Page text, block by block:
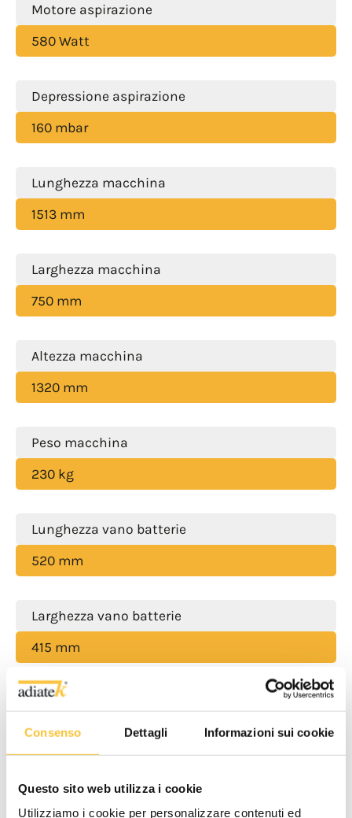
Consenso Dettagli Informazioni sui cookie
Questo sito web utilizza i cookie
Utilizziamo i cookie per personalizzare contenuti ed
Motore aspirazione
580 Watt
Depressione aspirazione
160 mbar
Lunghezza macchina
1513 mm
Larghezza macchina
750 mm
Altezza macchina
1320 mm
Peso macchina
230 kg
Lunghezza vano batterie
520 mm
Larghezza vano batterie
415 mm
Classe
|||
Grado di protezione